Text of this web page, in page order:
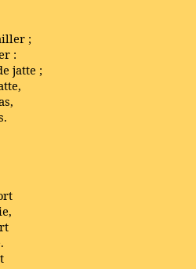
;
:
jatte ;